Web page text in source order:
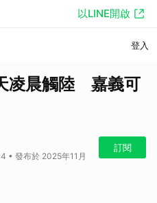
以LINE開啟
登入
凌晨觸陸 嘉義可
• 發布於 2025年11月
訂閱